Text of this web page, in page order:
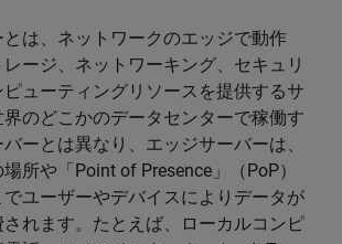
は、ネットワークのエッジで動作
ージ、ネットワーキング、セキュリ
ューティングリソースを提供するサ
のどこかのデータセンターで稼働す
ーとは異なり、エッジサーバーは、
所や「Point of Presence」（PoP）
ユーザーやデバイスによりデータが
れます。たとえば、ローカルコンピ